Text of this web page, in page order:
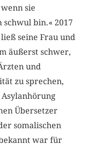
sie
bin.« 2017
seine Frau und
äußerst schwer,
und
zu sprechen,
Übersetzer
somalischen
war für